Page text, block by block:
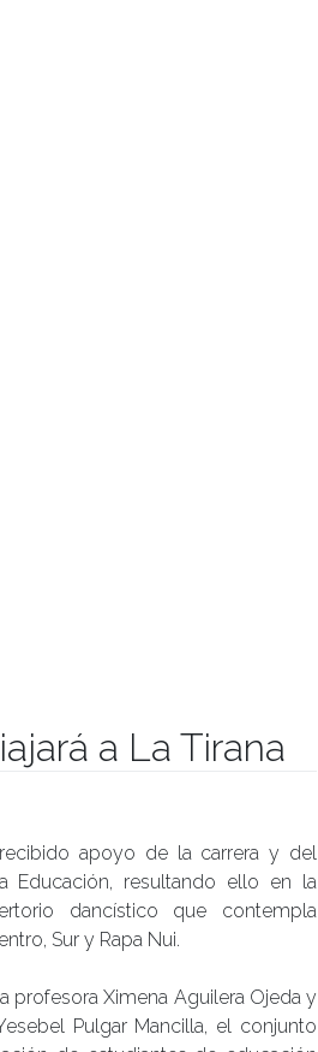
a La Tirana
apoyo de la carrera y del
Educación, resultando ello en la
dancístico que contempla
Sur y Rapa Nui.
profesora Ximena Aguilera Ojeda y
Pulgar Mancilla, el conjunto